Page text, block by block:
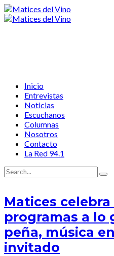
Inicio
Entrevistas
Noticias
Escuchanos
Columnas
Nosotros
Contacto
La Red 94.1
Matices celebra
programas a lo
peña, música
invitado